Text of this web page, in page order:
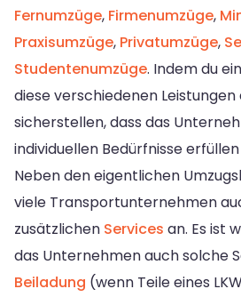
Fernumzüge, Firmenumzüge,
Praxisumzüge, Privatumzüge,
Studentenumzüge. Indem du
diese verschiedenen
sicherstellen, dass das
individuellen Bedürfnisse
Neben den eigentlichen
viele Transportunternehmen
zusätzlichen Services an. Es ist
das Unternehmen auch solche
Beiladung (wenn Teile eines